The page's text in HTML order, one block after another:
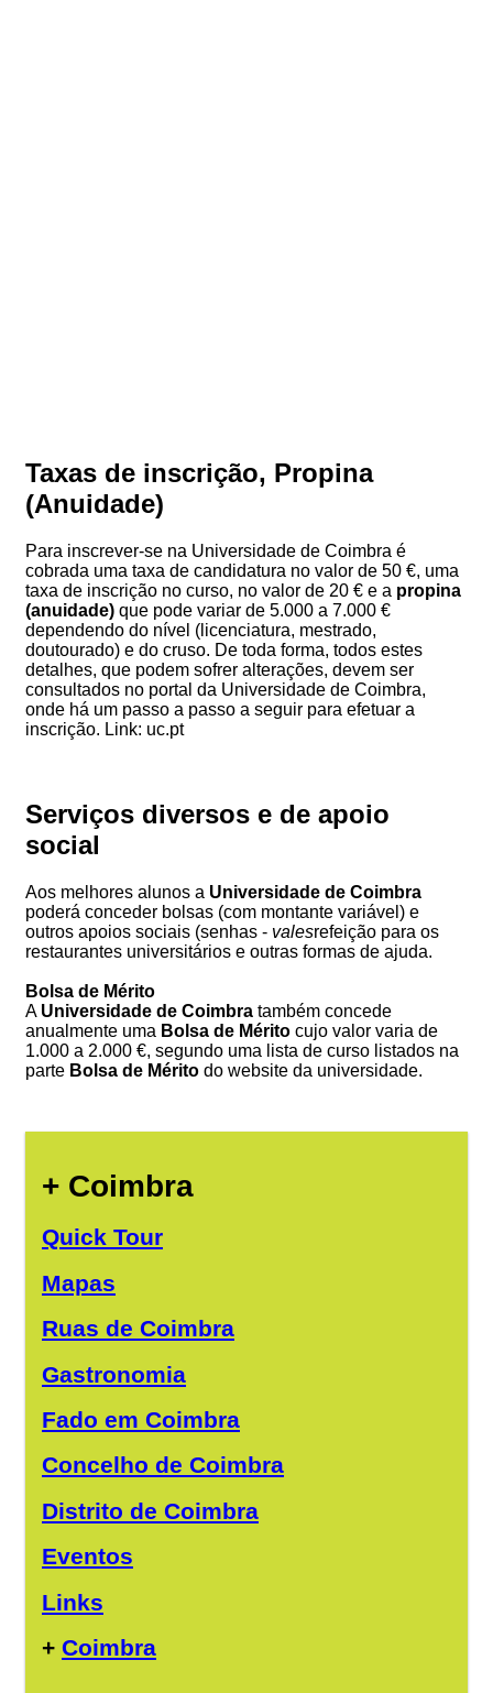
Taxas de inscrição, Propina
(Anuidade)
Para inscrever-se na Universidade de Coimbra é
cobrada uma taxa de candidatura no valor de 50 €, uma
taxa de inscrição no curso, no valor de 20 € e a propina
(anuidade) que pode variar de 5.000 a 7.000 €
dependendo do nível (licenciatura, mestrado,
doutourado) e do cruso. De toda forma, todos estes
detalhes, que podem sofrer alterações, devem ser
consultados no portal da Universidade de Coimbra,
onde há um passo a passo a seguir para efetuar a
inscrição. Link: uc.pt
Serviços diversos e de apoio
social
Aos melhores alunos a Universidade de Coimbra
poderá conceder bolsas (com montante variável) e
outros apoios sociais (senhas - valesrefeição para os
restaurantes universitários e outras formas de ajuda.
Bolsa de Mérito
A Universidade de Coimbra também concede
anualmente uma Bolsa de Mérito cujo valor varia de
1.000 a 2.000 €, segundo uma lista de curso listados na
parte Bolsa de Mérito do website da universidade.
+ Coimbra
Quick Tour
Mapas
Ruas de Coimbra
Gastronomia
Fado em Coimbra
Concelho de Coimbra
Distrito de Coimbra
Eventos
Links
+ Coimbra